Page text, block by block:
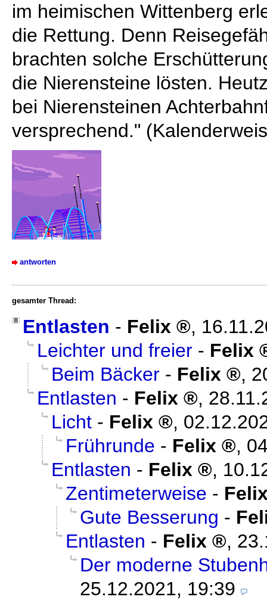
im heimischen Wittenberg
die Rettung. Denn
brachten solche
die Nierensteine lösten.
bei Nierensteinen
versprechend."
antworten
gesamter Thread:
Entlasten - Felix ,
Leichter und freier - Felix
Beim Bäcker - Felix ,
Entlasten - Felix ,
Licht - Felix ,
Frührunde - Felix ,
Entlasten - Felix ,
Zentimeterweise -
Gute Besserung -
Entlasten - Felix ,
Der moderne
25.12.2021, 19:39